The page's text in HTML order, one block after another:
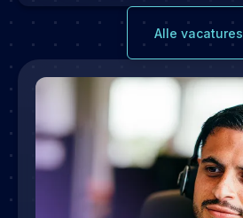
Alle vacatures